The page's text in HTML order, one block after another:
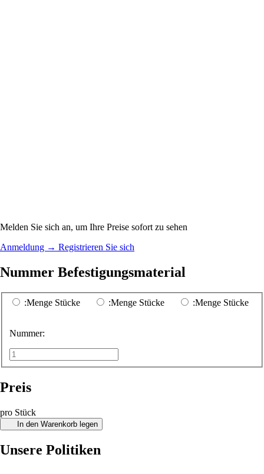
Melden Sie sich an, um Ihre Preise sofort zu sehen
Anmeldung → Registrieren Sie sich
Nummer Befestigungsmaterial
:Menge Stücke :Menge Stücke :Menge Stücke
Nummer:
Preis
pro Stück
In den Warenkorb legen
Unsere Politiken